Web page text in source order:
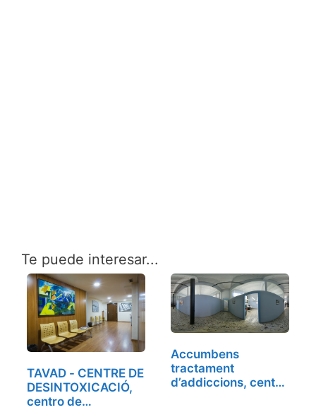
Te puede interesar...
TAVAD - CENTRE DE
DESINTOXICACIÓ,
centro de…
Accumbens
tractament
d’addiccions, centro